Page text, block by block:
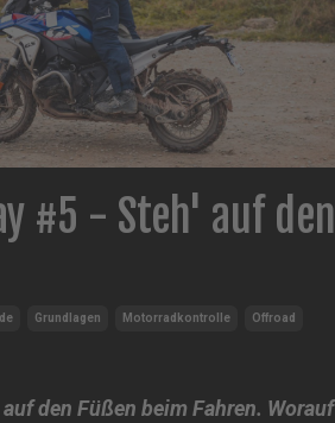
#5 - Steh' auf den
Grundlagen Motorradkontrolle Offroad
den Füßen beim Fahren. Worauf